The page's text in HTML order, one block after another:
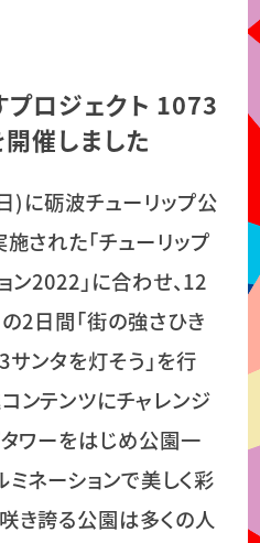
プロジェクト 1073
開催しました
に砺波チューリップ公
された「チューリップ
2022」に合わせ、12
2日間「街の強さひき
ンタを灯そう」を行
ンテンツにチャレンジ
タワーをはじめ公園一
ネーションで美しく彩
き誇る公園は多くの人